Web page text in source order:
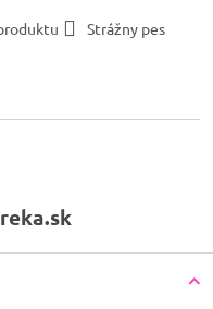
Strážny pes